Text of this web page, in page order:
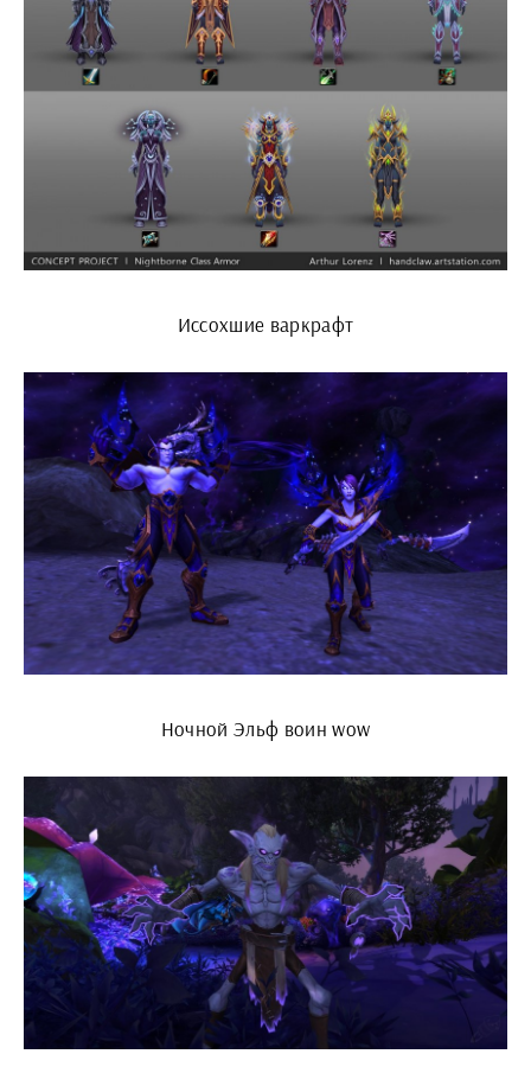
Иссохшие варкрафт
Ночной Эльф воин wow